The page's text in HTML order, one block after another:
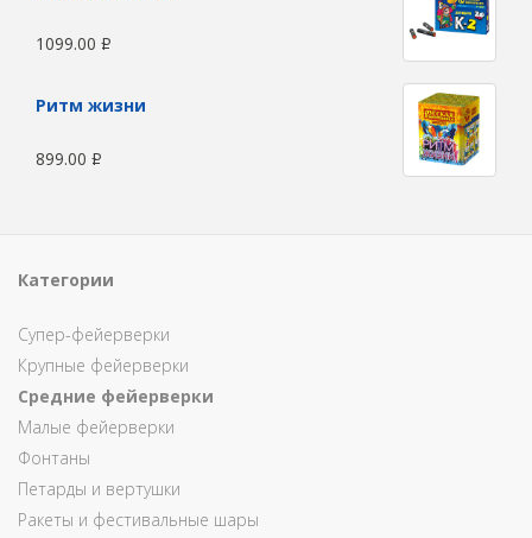
1099.00 Р
Ритм жизни
899.00 Р
Категории
Супер-фейерверки
Крупные фейерверки
Средние фейерверки
Малые фейерверки
Фонтаны
Петарды и вертушки
Ракеты и фестивальные шары